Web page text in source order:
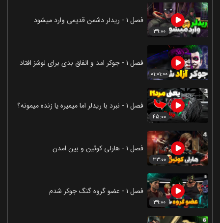
۳۹:۰۰
فصل ۱ - ریدلر دشمن قدیمی وارد میشود
۰۱:۰۱:۰۰
فصل ۱ - جوکر امد و اتفاق بدی برای لوشز افتاد
۴۵:۰۰
فصل ۱ - نبرد با ریدلر اما میمیره یا زنده میمونه؟
۳۳:۰۰
فصل ۱ - هارلی کوئین و بین امدن
۳۹:۰۰
فصل ۱ - عضو گروه گنگ جوکر شدم